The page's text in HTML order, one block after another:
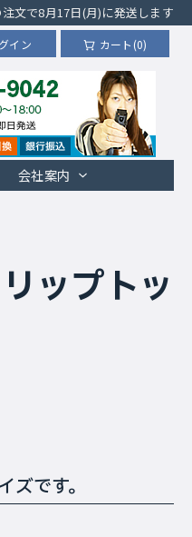
文で8月17日(月)に発送します
カート(0)
イン
会社案内
ップトッ
です。